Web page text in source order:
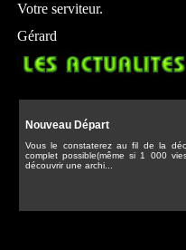
Votre serviteur.
Gérard
Nouveau Départ
Vous le constaterez au fil de la
complet possible(même si 1 000
découvrir une archi...